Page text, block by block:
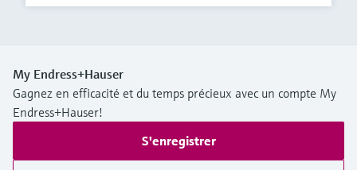
My Endress+Hauser
Gagnez en efficacité et du temps précieux avec un compte My
Endress+Hauser!
S'enregistrer